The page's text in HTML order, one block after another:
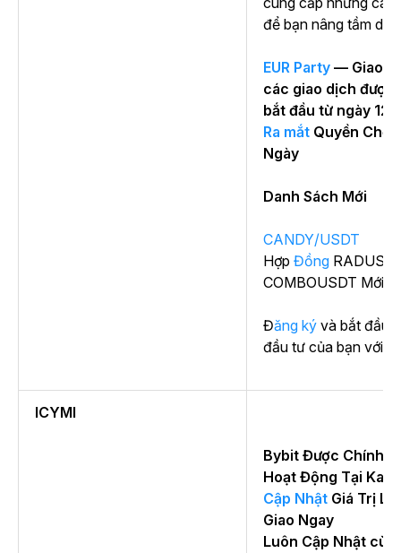
để bạn nâng tầm
EUR Party — Giao
các giao dịch được
bắt đầu từ ngày 12/
Ra mắt Quyền
Ngày
Danh Sách Mới
CANDY/USDT
Hợp Đồng
COMBOUSDT Mới
Đăng ký và bắt đầu
đầu tư của bạn với
ICYMI
Bybit Được Chính
Hoạt Động Tại
Cập Nhật Giá Trị
Giao Ngay
Luôn Cập Nhật